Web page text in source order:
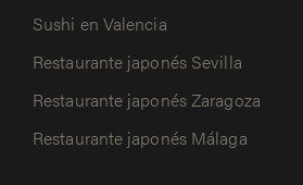
Sushi en Valencia
Restaurante japonés Sevilla
Restaurante japonés Zaragoza
Restaurante japonés Málaga